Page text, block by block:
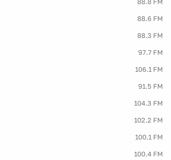
88.8 FM
88.6 FM
88.3 FM
97.7 FM
106.1 FM
91.5 FM
104.3 FM
102.2 FM
100.1 FM
100.4 FM